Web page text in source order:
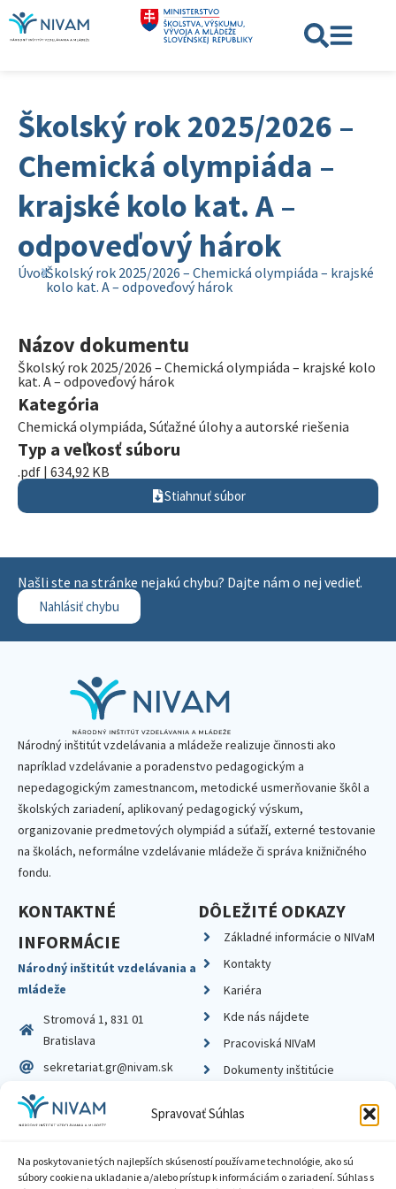
Spravovať Súhlas
Na poskytovanie tých najlepších skúseností používame technológie, ako sú
súbory cookie na ukladanie a/alebo prístup k informáciám o zariadení. Súhlas s
Školský rok 2025/2026 –
Chemická olympiáda –
krajské kolo kat. A –
odpoveďový hárok
ÚvodŠkolský rok 2025/2026 – Chemická olympiáda – krajské
kolo kat. A – odpoveďový hárok
Názov dokumentu
Školský rok 2025/2026 – Chemická olympiáda – krajské kolo
kat. A – odpoveďový hárok
Kategória
Chemická olympiáda, Súťažné úlohy a autorské riešenia
Typ a veľkosť súboru
.pdf | 634,92 KB
Stiahnuť súbor
Našli ste na stránke nejakú chybu? Dajte nám o nej vedieť.
Nahlásiť chybu
Národný inštitút vzdelávania a mládeže realizuje činnosti ako
napríklad vzdelávanie a poradenstvo pedagogickým a
nepedagogickým zamestnancom, metodické usmerňovanie škôl a
školských zariadení, aplikovaný pedagogický výskum,
organizovanie predmetových olympiád a súťaží, externé testovanie
na školách, neformálne vzdelávanie mládeže či správa knižničného
fondu.
KONTAKTNÉ
INFORMÁCIE
Národný inštitút vzdelávania a
mládeže
Stromová 1, 831 01
Bratislava
sekretariat.gr@nivam.sk
IČO: 00164348
DIČ: 2020798714
DÔLEŽITÉ ODKAZY
Základné informácie o NIVaM
Kontakty
Kariéra
Kde nás nájdete
Pracoviská NIVaM
Dokumenty inštitúcie